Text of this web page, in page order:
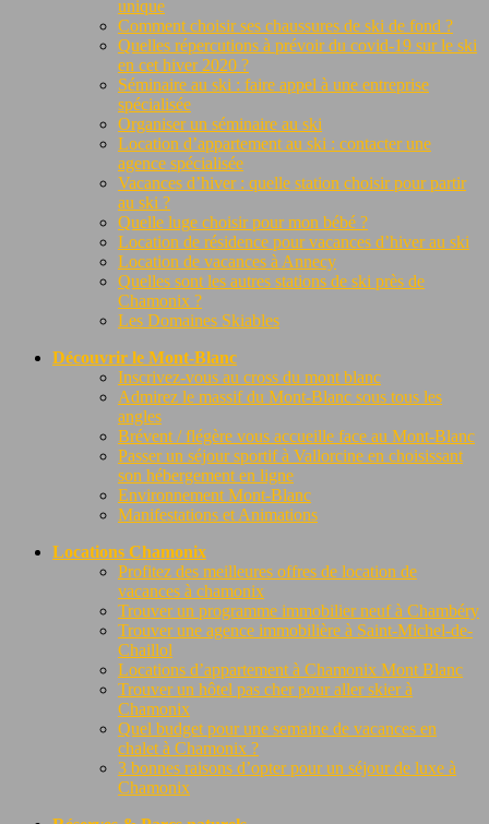
unique
Comment choisir ses chaussures de ski de fond ?
Quelles répercutions à prévoir du covid-19 sur le ski
en cet hiver 2020 ?
Séminaire au ski : faire appel à une entreprise
spécialisée
Organiser un séminaire au ski
Location d’appartement au ski : contacter une
agence spécialisée
Vacances d’hiver : quelle station choisir pour partir
au ski ?
Quelle luge choisir pour mon bébé ?
Location de résidence pour vacances d’hiver au ski
Location de vacances à Annecy
Quelles sont les autres stations de ski près de
Chamonix ?
Les Domaines Skiables
Découvrir le Mont-Blanc
Inscrivez-vous au cross du mont blanc
Admirez le massif du Mont-Blanc sous tous les
angles
Brévent / flégère vous accueille face au Mont-Blanc
Passer un séjour sportif à Vallorcine en choisissant
son hébergement en ligne
Environnement Mont-Blanc
Manifestations et Animations
Locations Chamonix
Profitez des meilleures offres de location de
vacances à chamonix
Trouver un programme immobilier neuf à Chambéry
Trouver une agence immobilière à Saint-Michel-de-
Chaillol
Locations d’appartement à Chamonix Mont Blanc
Trouver un hôtel pas cher pour aller skier à
Chamonix
Quel budget pour une semaine de vacances en
chalet à Chamonix ?
3 bonnes raisons d’opter pour un séjour de luxe à
Chamonix